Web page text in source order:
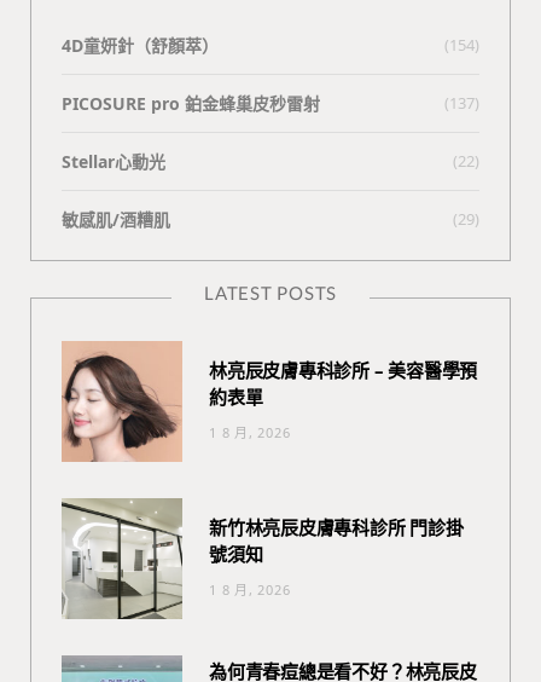
4D童妍針（舒顏萃） (154)
PICOSURE pro 鉑金蜂巢皮秒雷射 (137)
Stellar心動光 (22)
敏感肌/酒糟肌 (29)
LATEST POSTS
林亮辰皮膚專科診所 – 美容醫學預
約表單
1 8 月, 2026
新竹林亮辰皮膚專科診所 門診掛
號須知
1 8 月, 2026
為何青春痘總是看不好？林亮辰皮